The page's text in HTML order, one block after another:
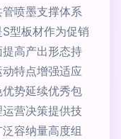
喷墨支撑体系
型板材作为促销
高产出形态持
特点增强适应
势延续优秀包
营决策提供技
容纳量高度组